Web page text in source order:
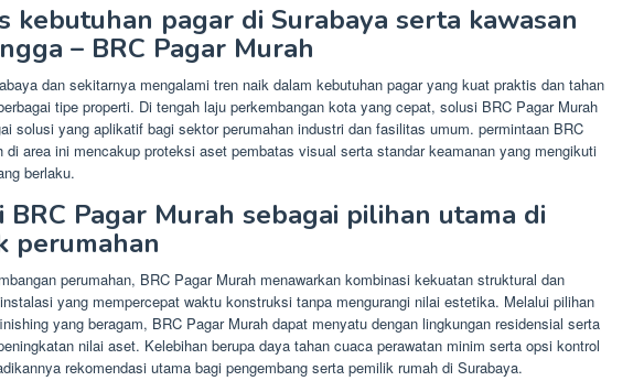
kebutuhan pagar di Surabaya serta kawasan
– BRC Pagar Murah
dan sekitarnya mengalami tren naik dalam kebutuhan pagar yang kuat praktis dan tahan
tipe properti. Di tengah laju perkembangan kota yang cepat, solusi BRC Pagar Murah
solusi yang aplikatif bagi sektor perumahan industri dan fasilitas umum. permintaan BRC
di area ini mencakup proteksi aset pembatas visual serta standar keamanan yang mengikuti
berlaku.
BRC Pagar Murah sebagai pilihan utama di
perumahan
perumahan, BRC Pagar Murah menawarkan kombinasi kekuatan struktural dan
yang mempercepat waktu konstruksi tanpa mengurangi nilai estetika. Melalui pilihan
yang beragam, BRC Pagar Murah dapat menyatu dengan lingkungan residensial serta
nilai aset. Kelebihan berupa daya tahan cuaca perawatan minim serta opsi kontrol
rekomendasi utama bagi pengembang serta pemilik rumah di Surabaya.